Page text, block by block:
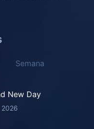
Semana
New Day
2026